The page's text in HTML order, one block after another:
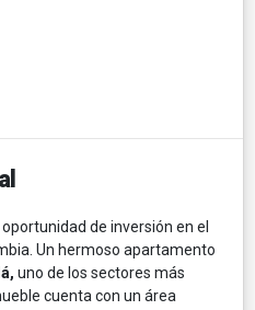
de inversión en el
Un hermoso apartamento
uno de los sectores más
cuenta con un área